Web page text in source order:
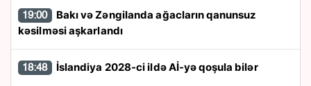
19:00
kəsilməsi aşkarlandı
18:48 İslandiya 2028-ci ildə Aİ-yə qoşula bilər